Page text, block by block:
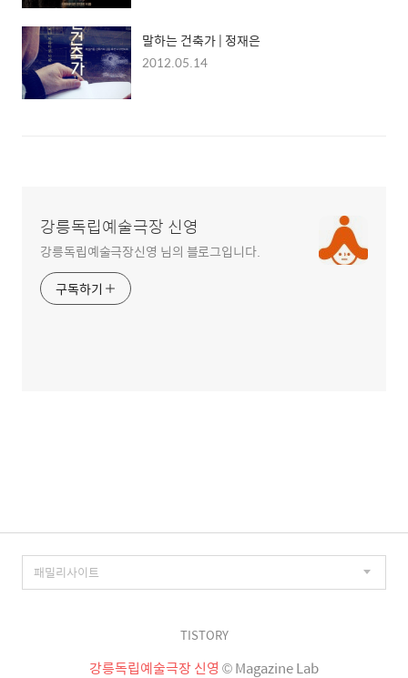
말하는 건축가 | 정재은
2012.05.14
강릉독립예술극장 신영
강릉독립예술극장신영 님의 블로그입니다.
구독하기
TISTORY
강릉독립예술극장 신영 © Magazine Lab